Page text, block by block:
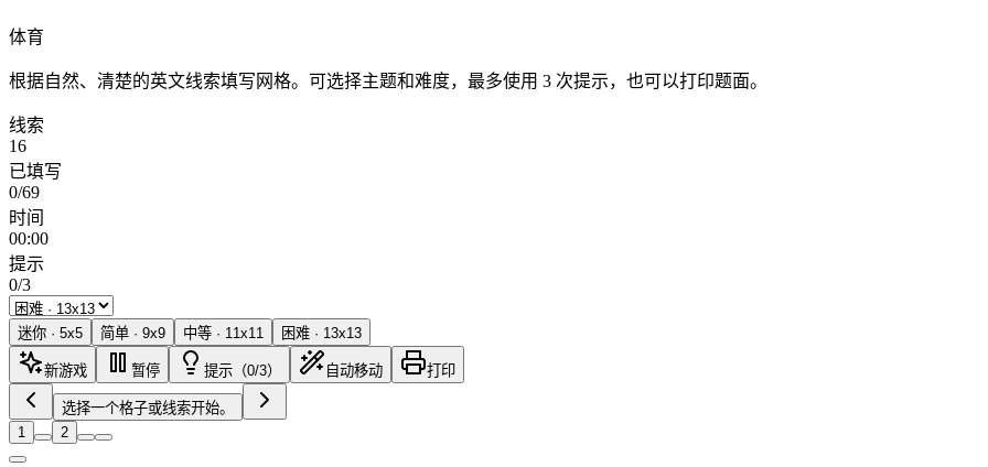
体育
根据自然、清楚的英文线索填写网格。可选择主题和难度，最多使用 3 次提示，也可以打印题面。
线索
16
已填写
0/69
时间
00:00
提示
0/3
迷你 · 5x5 简单 · 9x9 中等 · 11x11 困难 · 13x13
新游戏 暂停 提示（0/3） 自动移动 打印
选择一个格子或线索开始。
1
2